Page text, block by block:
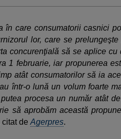
în care consumatorii casnici
lor, care se
concurenţială să se aplice cu
1 februarie, iar propunerea
atât consumatorilor să ia
într-o lună un volum foarte
procesa un număr atât
să aprobăm această
de Agerpres.